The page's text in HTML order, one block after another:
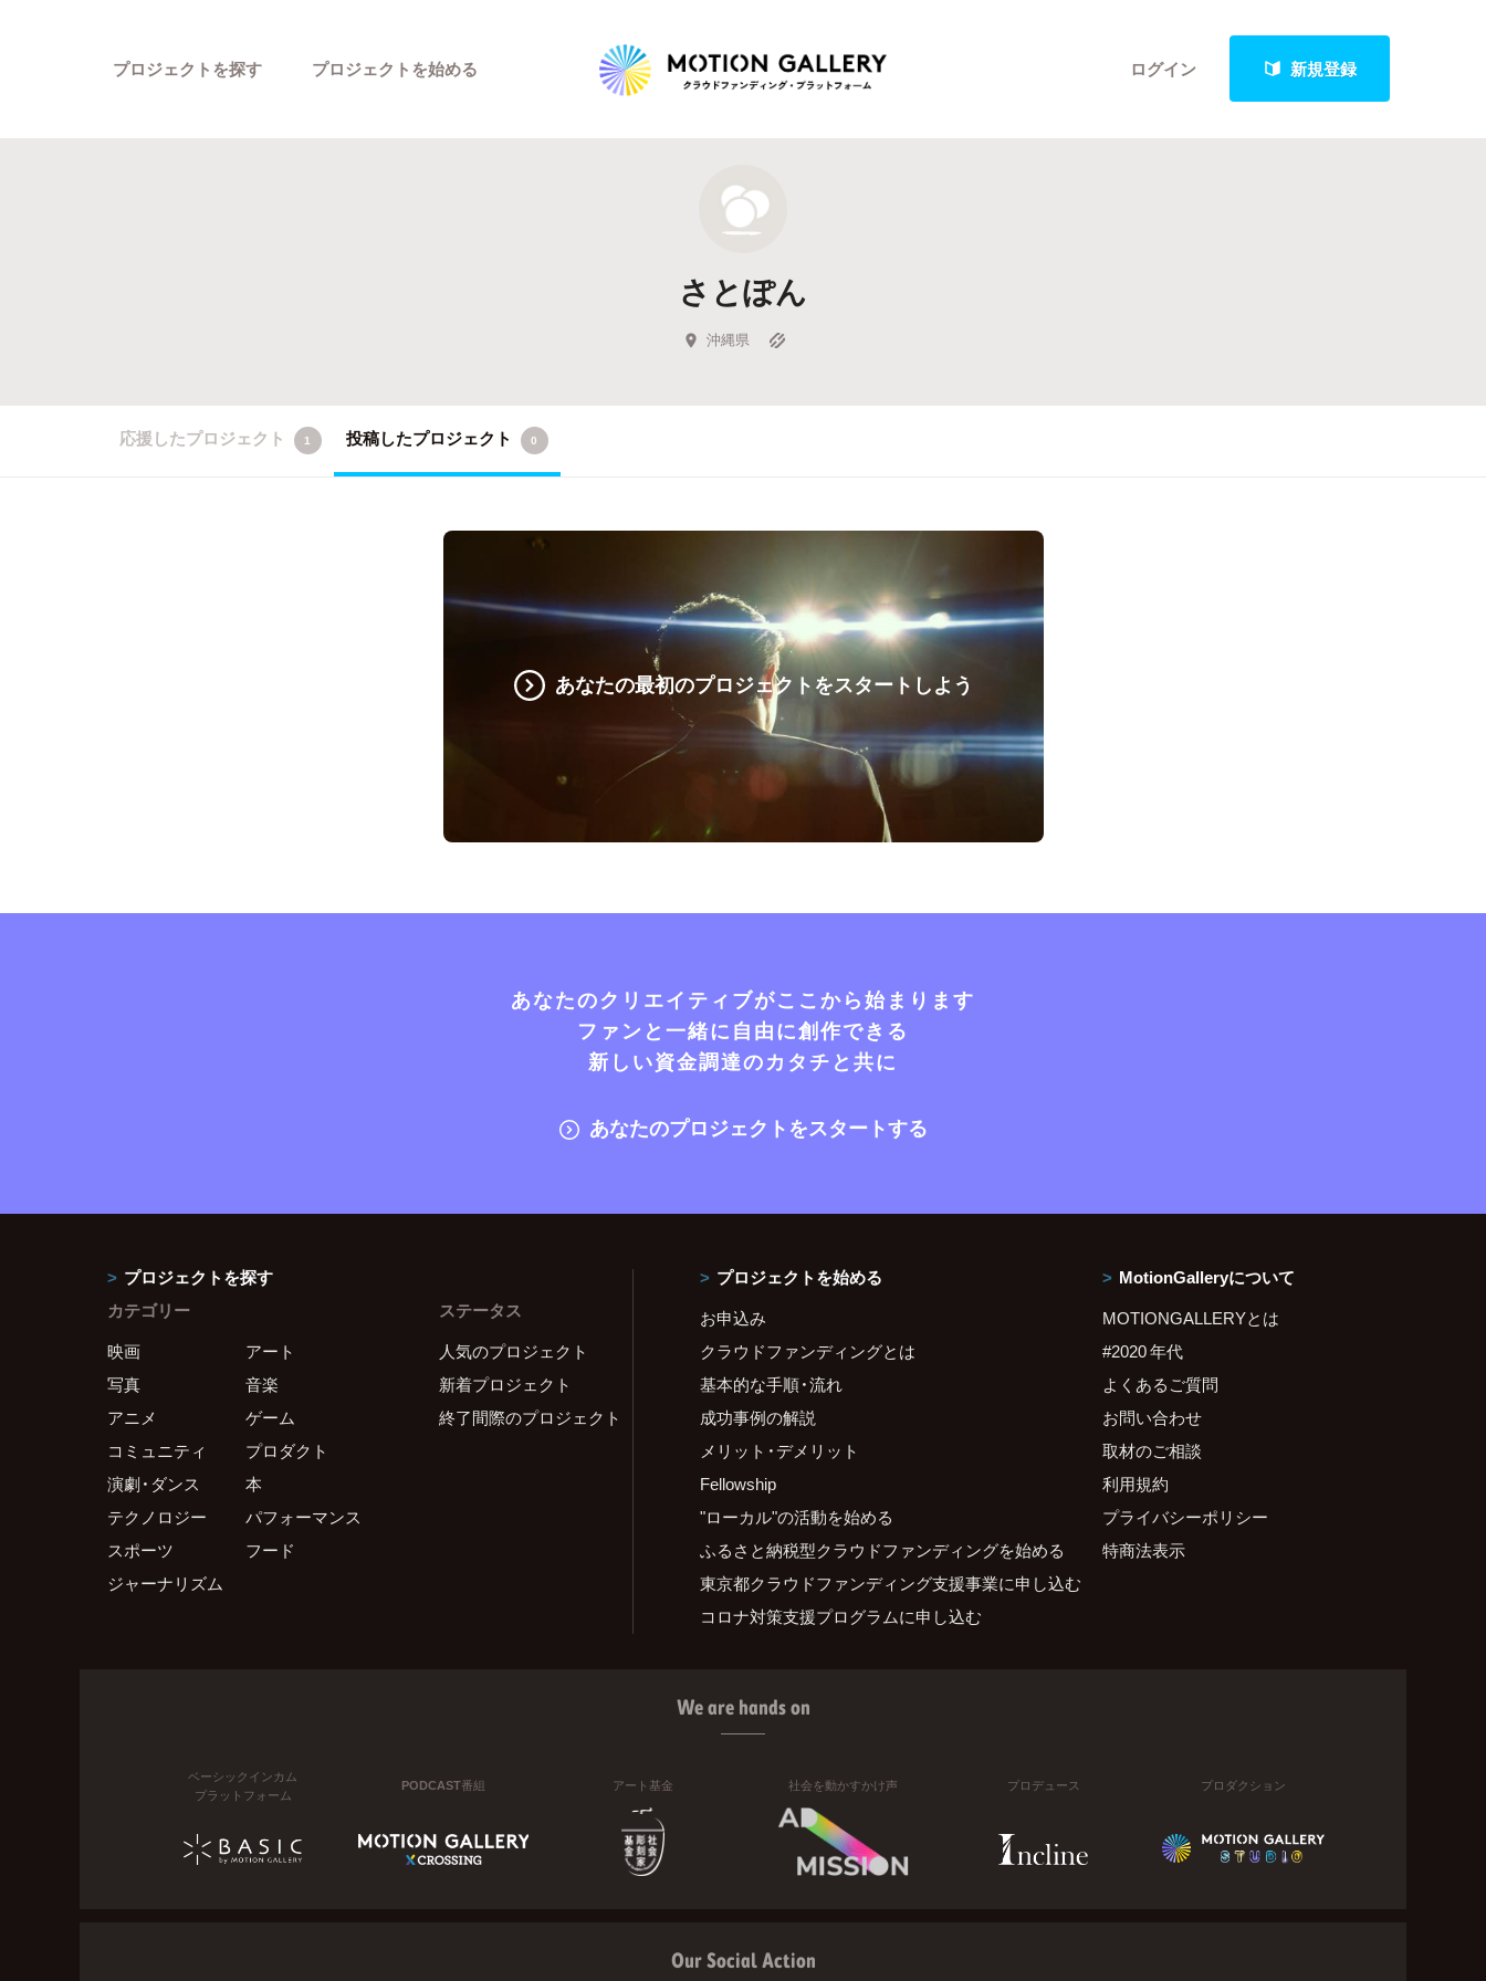
ログイン 新規登録
プロジェクトを探す
新着プロジェクト
Feature
キュレーターから探す
プロジェクトを始める
さとぽん
沖縄県
応援したプロジェクト 1 投稿したプロジェクト 0
あなたの最初のプロジェクトをスタートしよう
あなたのクリエイティブがここから始まります
ファンと一緒に自由に創作できる
新しい資金調達のカタチと共に
あなたのプロジェクトをスタートする
プロジェクトを探す
カテゴリー
映画
アート
写真
音楽
アニメ
ゲーム
コミュニティ
プロダクト
演劇・ダンス
本
テクノロジー
パフォーマンス
スポーツ
フード
ジャーナリズム
ステータス
人気のプロジェクト
新着プロジェクト
終了間際のプロジェクト
プロジェクトを始める
お申込み
クラウドファンディングとは
基本的な手順・流れ
成功事例の解説
メリット・デメリット
Fellowship
"ローカル"の活動を始める
ふるさと納税型クラウドファンディングを始める
東京都クラウドファンディング支援事業に申し込む
コロナ対策支援プログラムに申し込む
MotionGalleryについて
MOTIONGALLERYとは
#2020 年代
よくあるご質問
お問い合わせ
取材のご相談
利用規約
プライバシーポリシー
特商法表示
We are hands on
ベーシックインカム
プラットフォーム
PODCAST番組 アート基金 社会を動かすかけ声 プロデュース プロダクション
Our Social Action